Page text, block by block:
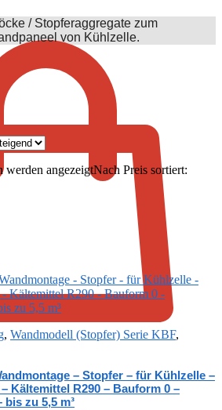
/ Stopferaggregate zum
von Kühlzelle.
werden angezeigtNach Preis sortiert:
, Wandmodell (Stopfer) Serie KBF,
– Stopfer – für Kühlzelle –
Kältemittel R290 – Bauform 0 –
zu 5,5 m³